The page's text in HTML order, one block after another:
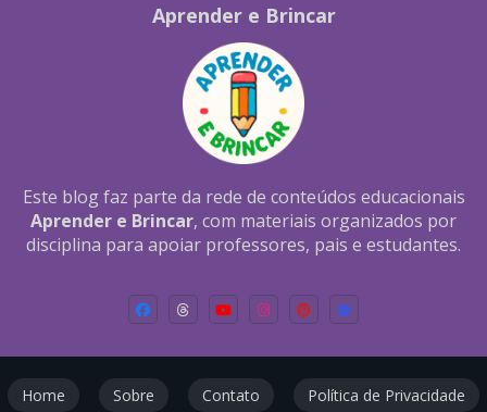
Aprender e Brincar
Este blog faz parte da rede de conteúdos educacionais
Aprender e Brincar, com materiais organizados por
disciplina para apoiar professores, pais e estudantes.
Home Sobre Contato Política de Privacidade